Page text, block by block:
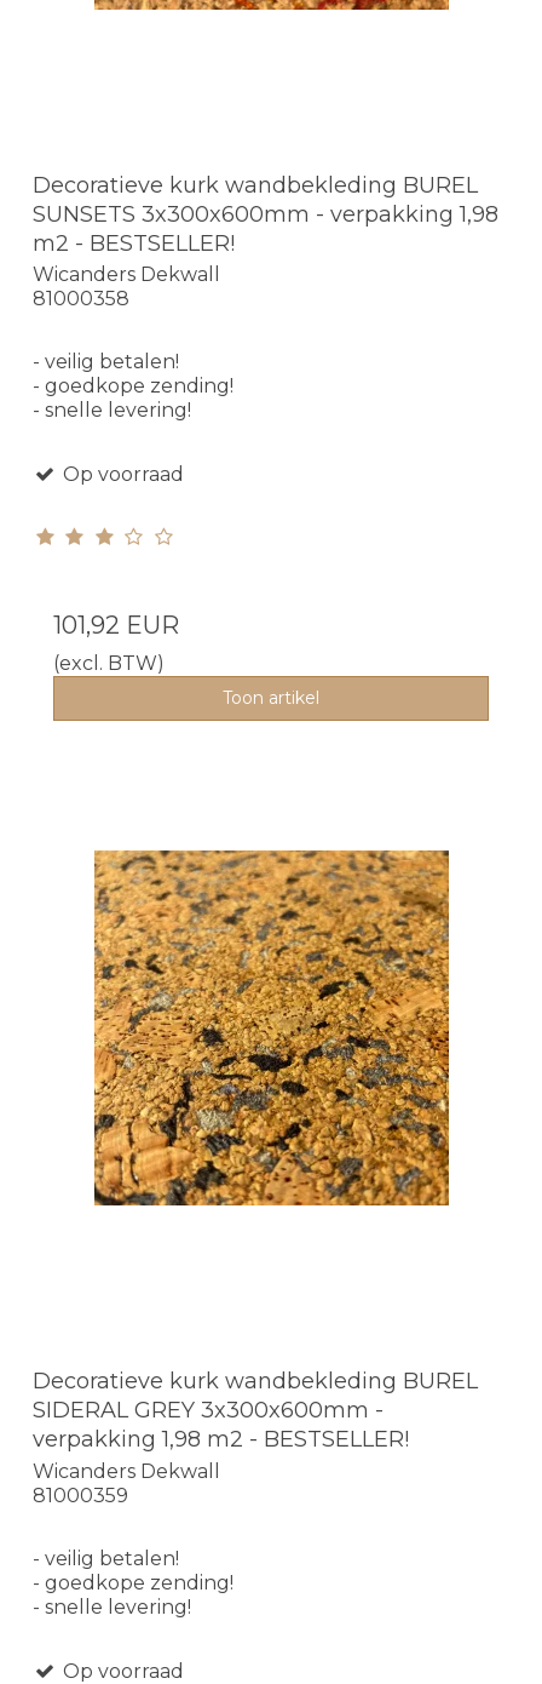
Decoratieve kurk wandbekleding BUREL
SUNSETS 3x300x600mm - verpakking 1,98
m2 - BESTSELLER!
Wicanders Dekwall
81000358
- veilig betalen!
- goedkope zending!
- snelle levering!
Op voorraad
101,92 EUR
(excl. BTW)
Toon artikel
Decoratieve kurk wandbekleding BUREL
SIDERAL GREY 3x300x600mm -
verpakking 1,98 m2 - BESTSELLER!
Wicanders Dekwall
81000359
- veilig betalen!
- goedkope zending!
- snelle levering!
Op voorraad